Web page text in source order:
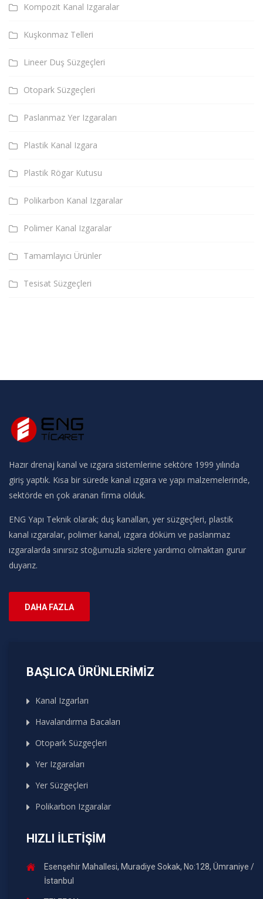
Kompozit Kanal Izgaralar
Kuşkonmaz Telleri
Lineer Duş Süzgeçleri
Otopark Süzgeçleri
Paslanmaz Yer Izgaraları
Plastik Kanal Izgara
Plastik Rögar Kutusu
Polikarbon Kanal Izgaralar
Polimer Kanal Izgaralar
Tamamlayıcı Ürünler
Tesisat Süzgeçleri
Hazır drenaj kanal ve ızgara sistemlerine sektöre 1999 yılında
giriş yaptık. Kısa bir sürede kanal ızgara ve yapı malzemelerinde,
sektörde en çok aranan firma olduk.
ENG Yapı Teknik olarak; duş kanalları, yer süzgeçleri, plastik
kanal ızgaralar, polimer kanal, ızgara döküm ve paslanmaz
ızgaralarda sınırsız stoğumuzla sizlere yardımcı olmaktan gurur
duyarız.
DAHA FAZLA
BAŞLICA ÜRÜNLERIMIZ
Kanal Izgarları
Havalandırma Bacaları
Otopark Süzgeçleri
Yer Izgaraları
Yer Süzgeçleri
Polikarbon Izgaralar
HIZLI İLETIŞIM
Esenşehir Mahallesi, Muradiye Sokak, No:128, Ümraniye /
İstanbul